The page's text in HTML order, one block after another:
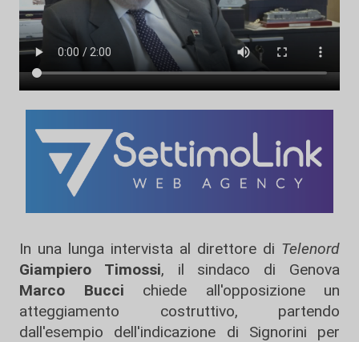
In una lunga intervista al direttore di Telenord
Giampiero Timossi, il sindaco di Genova
Marco Bucci chiede all'opposizione un
atteggiamento costruttivo, partendo
dall'esempio dell'indicazione di Signorini per